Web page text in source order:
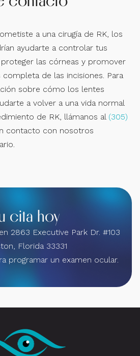
a una cirugía de RK, los
ayudarte a controlar tus
las córneas y promover
de las incisiones. Para
sobre cómo los lentes
a volver a una vida normal
de RK, llámanos al (305)
contacto con nosotros
cita hoy
2863 Executive Park Dr. #103
Florida 33331
programar un examen ocular.